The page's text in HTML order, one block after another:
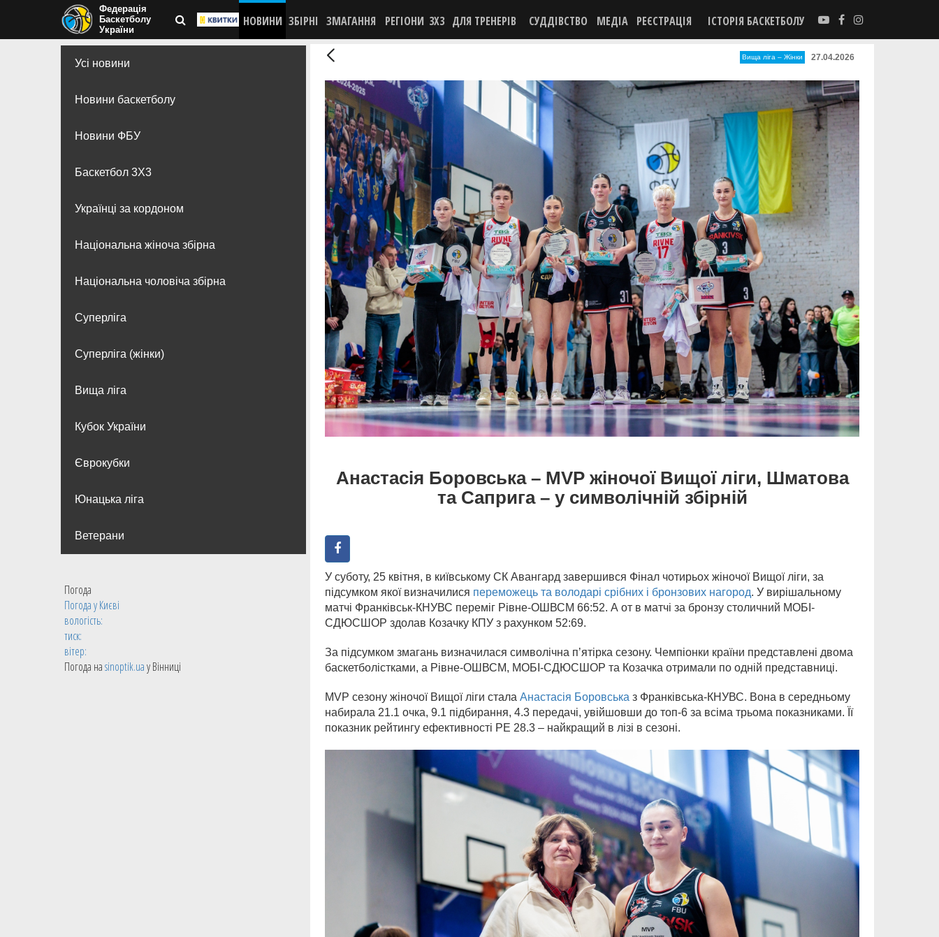
Федерація
Баскетболу
України
НОВИНИ ЗБІРНІ ЗМАГАННЯ РЕГІОНИ 3X3 ДЛЯ ТРЕНЕРІВ СУДДІВСТВО МЕДІА РЕЄСТРАЦІЯ ІСТОРІЯ БАСКЕТБОЛУ
Усі новини
Новини баскетболу
Новини ФБУ
Баскетбол 3Х3
Українці за кордоном
Національна жіноча збірна
Національна чоловіча збірна
Суперліга
Суперліга (жінки)
Вища лiга
Кубок України
Єврокубки
Юнацька ліга
Ветерани
Погода
Погода уКиєві
вологість:
тиск:
вітер:
Погода наsinoptik.uaу Вінниці
Вища лiга – Жiнки 27.04.2026
Анастасія Боровська – MVP жіночої Вищої ліги, Шматова
та Саприга – у символічній збірній
У суботу, 25 квітня, в київському СК Авангард завершився Фінал чотирьох жіночої Вищої ліги, за
підсумком якої визначилися переможець та володарі срібних і бронзових нагород. У вирішальному
матчі Франківськ-КНУВС переміг Рівне-ОШВСМ 66:52. А от в матчі за бронзу столичний МОБІ-
СДЮСШОР здолав Козачку КПУ з рахунком 52:69.
За підсумком змагань визначилася символічна пʼятірка сезону. Чемпіонки країни представлені двома
баскетболістками, а Рівне-ОШВСМ, МОБІ-СДЮСШОР та Козачка отримали по одній представниці.
MVP сезону жіночої Вищої ліги стала Анастасія Боровська з Франківська-КНУВС. Вона в середньому
набирала 21.1 очка, 9.1 підбирання, 4.3 передачі, увійшовши до топ-6 за всіма трьома показниками. Її
показник рейтингу ефективності РЕ 28.3 – найкращий в лізі в сезоні.